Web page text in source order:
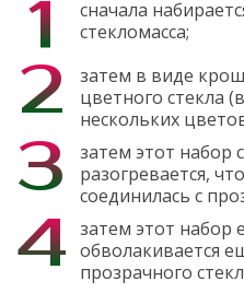
сначала
стекломасса;
затем в виде
цветного стекла
нескольких
затем этот набор
разогревается,
соединилась с
затем этот набор
обволакивается
прозрачного